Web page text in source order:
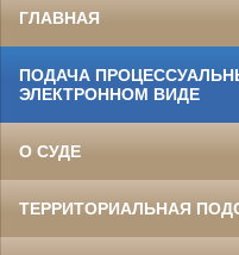
ГЛАВНАЯ
ПОДАЧА
ЭЛЕКТРОННОМ ВИДЕ
О СУДЕ
ТЕРРИТОРИАЛЬНАЯ